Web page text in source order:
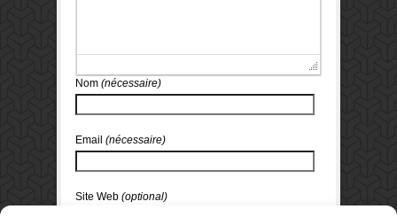
Nom (nécessaire)
Email (nécessaire)
Site Web (optional)